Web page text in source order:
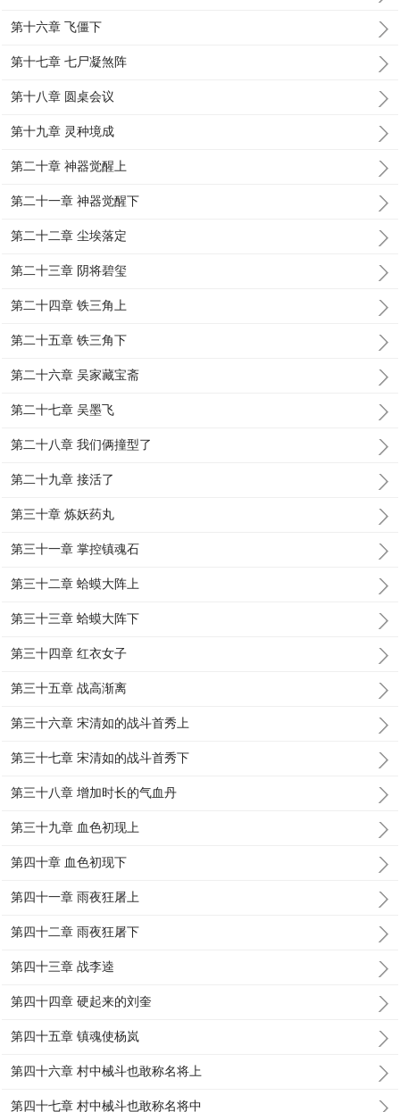
第十六章 飞僵下
第十七章 七尸凝煞阵
第十八章 圆桌会议
第十九章 灵种境成
第二十章 神器觉醒上
第二十一章 神器觉醒下
第二十二章 尘埃落定
第二十三章 阴将碧玺
第二十四章 铁三角上
第二十五章 铁三角下
第二十六章 吴家藏宝斋
第二十七章 吴墨飞
第二十八章 我们俩撞型了
第二十九章 接活了
第三十章 炼妖药丸
第三十一章 掌控镇魂石
第三十二章 蛤蟆大阵上
第三十三章 蛤蟆大阵下
第三十四章 红衣女子
第三十五章 战高渐离
第三十六章 宋清如的战斗首秀上
第三十七章 宋清如的战斗首秀下
第三十八章 增加时长的气血丹
第三十九章 血色初现上
第四十章 血色初现下
第四十一章 雨夜狂屠上
第四十二章 雨夜狂屠下
第四十三章 战李逵
第四十四章 硬起来的刘奎
第四十五章 镇魂使杨岚
第四十六章 村中械斗也敢称名将上
第四十七章 村中械斗也敢称名将中